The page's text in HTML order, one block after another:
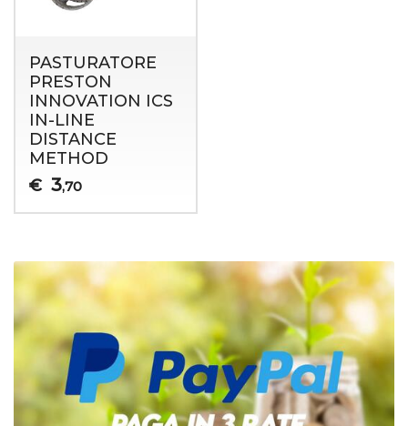
PASTURATORE
PRESTON
INNOVATION ICS
IN-LINE
DISTANCE
METHOD
€ 3,70